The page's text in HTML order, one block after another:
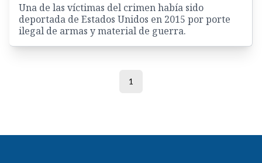
Una de las víctimas del crimen había sido
deportada de Estados Unidos en 2015 por porte
ilegal de armas y material de guerra.
1